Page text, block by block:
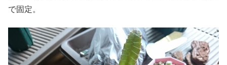
で固定。